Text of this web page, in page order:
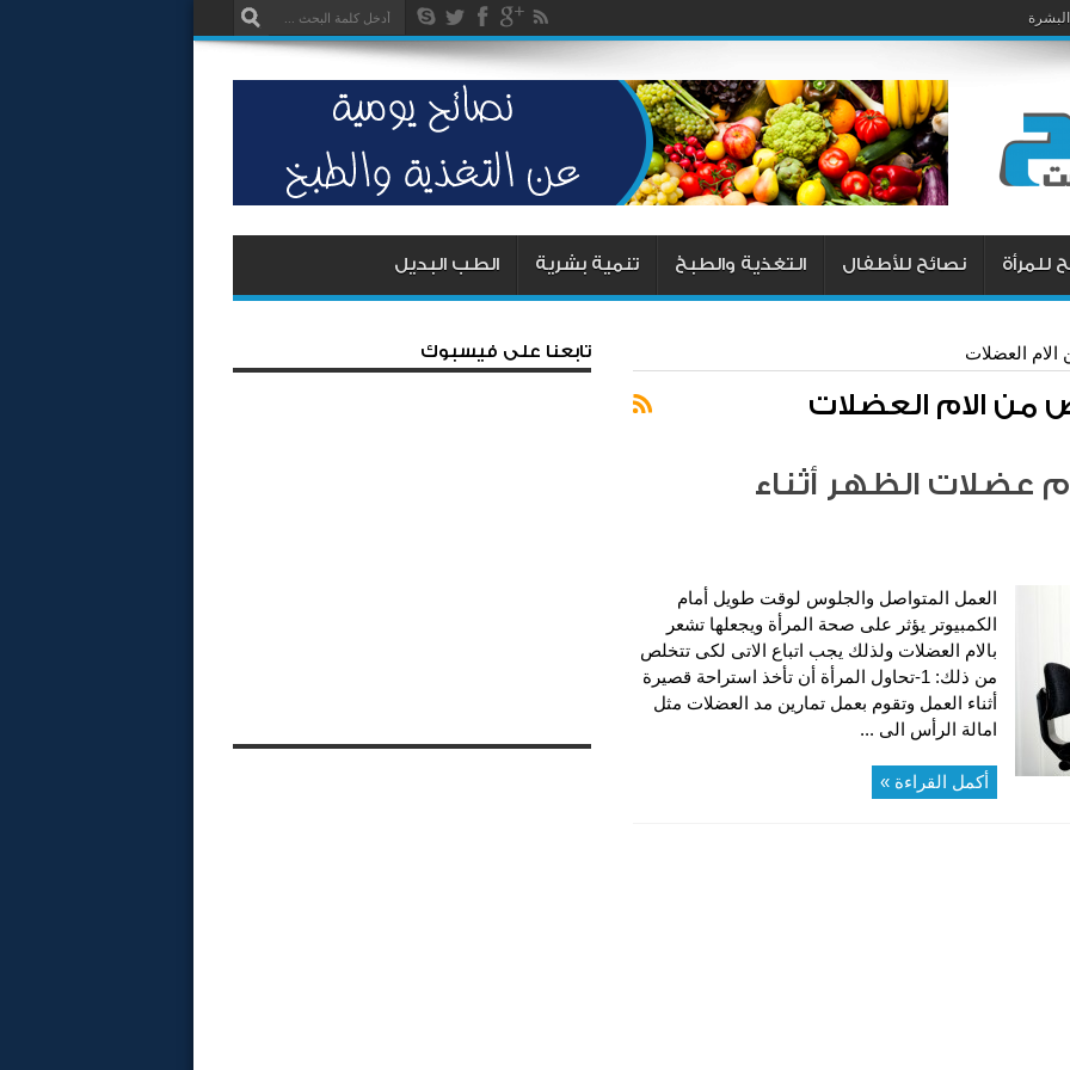
للمرأة نصائح للأطفال التغذية والطبخ تنمية بشرية الطب البديل
العضلات
من الام العضلات
عضلات الظهر أثناء
العمل المتواصل والجلوس لوقت طويل أمام
الكمبيوتر يؤثر على صحة المرأة ويجعلها تشعر
بالام العضلات ولذلك يجب اتباع الاتى لكى تتخلص
من ذلك: 1-تحاول المرأة أن تأخذ استراحة قصيرة
أثناء العمل وتقوم بعمل تمارين مد العضلات مثل
امالة الرأس الى ...
أكمل القراءة »
تابعنا على فيسبوك